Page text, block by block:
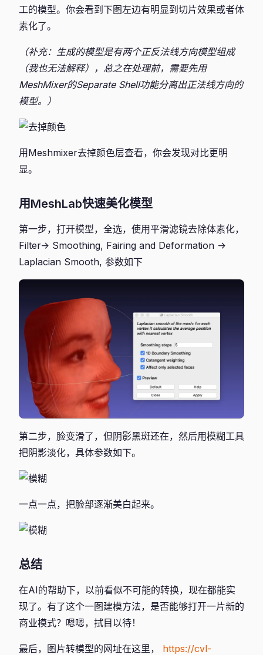
工的模型。你会看到下图左边有明显到切片效果或者体
素化了。
（补充：生成的模型是有两个正反法线方向模型组成
（我也无法解释），总之在处理前，需要先用
MeshMixer的Separate Shell功能分离出正法线方向的
模型。）
用Meshmixer去掉颜色层查看，你会发现对比更明
显。
用MeshLab快速美化模型
第一步，打开模型，全选，使用平滑滤镜去除体素化，
Filter-> Smoothing, Fairing and Deformation ->
Laplacian Smooth, 参数如下
第二步，脸变滑了，但阴影黑斑还在，然后用模糊工具
把阴影淡化，具体参数如下。
一点一点，把脸部逐渐美白起来。
总结
在AI的帮助下，以前看似不可能的转换，现在都能实
现了。有了这个一图建模方法，是否能够打开一片新的
商业模式？嗯嗯，拭目以待！
最后，图片转模型的网址在这里， https://cvl-